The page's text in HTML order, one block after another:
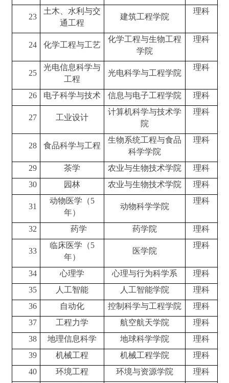
23
土木、水利与交
通工程
建筑工程学院
理科
24 化学工程与工艺
化学工程与生物工程
学院
理科
25
光电信息科学与
工程
光电科学与工程学院
理科
26 电子科学与技术 信息与电子工程学院 理科
27 工业设计
计算机科学与技术学
院
理科
28 食品科学与工程
生物系统工程与食品
科学学院
理科
29 茶学 农业与生物技术学院
理科
30
园林 农业与生物技术学院 理科
31
动物医学（5
年）
动物科学学院
理科
32 药学 药学院 理科
33
临床医学（5
年）
医学院
理科
34 心理学 心理与行为科学系
理科
35
人工智能 人工智能学院
理科
36
自动化 控制科学与工程学院
理科
37
工程力学 航空航天学院
理科
38
地理信息科学 地球科学学院
理科
39
机械工程 机械工程学院
理科
40
环境工程 环境与资源学院
理科